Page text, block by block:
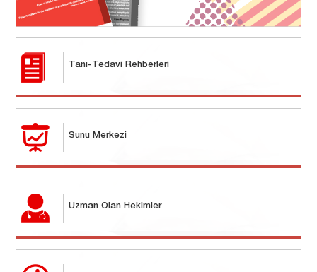
Tanı-Tedavi Rehberleri
Sunu Merkezi
Uzman Olan Hekimler